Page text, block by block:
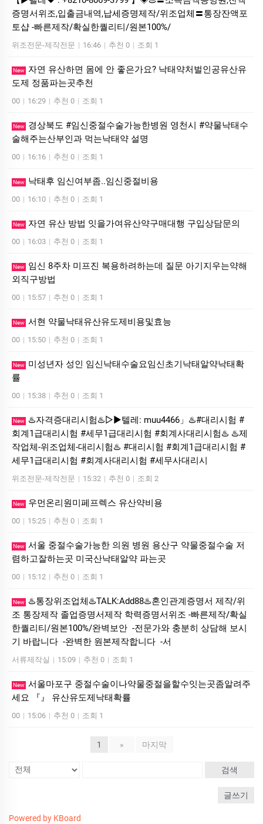
증명서위조,입출금내역,납세증명제작/위조업체〓통장잔액포
토샵 -빠른제작/확실한퀄리티/원본100%/
위조전문-제작전문 | 16:46 | 추천 0 | 조회 1
New
자연 유산하면 몸에 안 좋은가요? 낙태약처벌인공유산유
도제 정품파는곳추천
00 | 16:29 | 추천 0 | 조회 1
New
경상북도 #임신중절수술가능한병원 영천시 #약물낙태수
술해주는산부인과 먹는낙­태약 설명
00 | 16:16 | 추천 0 | 조회 1
New 낙태후 임신여부좀..임신중절비용
00 | 16:10 | 추천 0 | 조회 1
New 자연 유산 방법 잇을가여유산약구매대행 구입상담문의
00 | 16:03 | 추천 0 | 조회 1
New
임신 8주차 미프진 복용하려하는데 질문 아기지우는약해
외직구방법
00 | 15:57 | 추천 0 | 조회 1
New 서현 약물낙태유산유도제비용및효능
00 | 15:50 | 추천 0 | 조회 1
New
미성년자 성인 임신낙태수술요임신초기낙태알약낙태확
률
00 | 15:38 | 추천 0 | 조회 1
New
♨️자격증대리시험♨️▷▶텔레: muu4466」♨️#대리시험 #
회계1급대리시험 #세무1급대리시험 #회계사대리시험♨️ ♨️제
작업체-위조업체-대리시험♨️ #대리시험 #회계1급대리시험 #
세무1급대리시험 #회계사대리시험 #세무사대리시
위조전문-제작전문 | 15:32 | 추천 0 | 조회 2
New 우먼온리원미페프렉스 유산약비용
00 | 15:25 | 추천 0 | 조회 1
New 서울 중절수술가능한 의원 병원 용산구 약물중절수술 저
렴하고잘하는곳 미국산낙­태알약 파는곳
00 | 15:12 | 추천 0 | 조회 1
New
♨️통장위조업체♨️TALK:Add88♨️혼인관계증명서 제작/위
조 통장제작 졸업증명서제작 학력증명서위조 -빠른제작/확실
한퀄리티/원본100%/완벽보안 -전문가와 충분히 상담해 보시
기 바랍니다 -완벽한 원본제작합니다 -서
서류제작실 | 15:09 | 추천 0 | 조회 1
New 서울마포구 중절수술이나약물중절을할수잇는곳좀알려주
세요 『』 유산유도제낙태확률
00 | 15:06 | 추천 0 | 조회 1
1 » 마지막
검색
글쓰기
Powered by KBoard